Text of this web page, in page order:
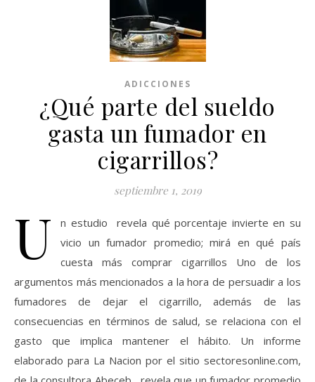
ADICCIONES
¿Qué parte del sueldo
gasta un fumador en
cigarrillos?
septiembre 1, 2019
U
n estudio revela qué porcentaje invierte en su
vicio un fumador promedio; mirá en qué país
cuesta más comprar cigarrillos Uno de los
argumentos más mencionados a la hora de persuadir a los
fumadores de dejar el cigarrillo, además de las
consecuencias en términos de salud, se relaciona con el
gasto que implica mantener el hábito. Un informe
elaborado para La Nacion por el sitio sectoresonline.com,